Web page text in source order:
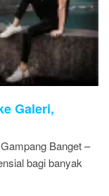
Galeri,
Banget –
bagi banyak